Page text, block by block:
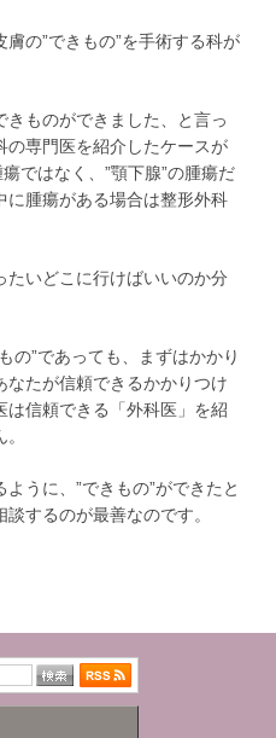
の”できもの”を手術する科が
ものができました、と言っ
の専門医を紹介したケースが
ではなく、”顎下腺”の腫瘍だ
に腫瘍がある場合は整形外科
いどこに行けばいいのか分
の”であっても、まずはかかり
たが信頼できるかかりつけ
は信頼できる「外科医」を紹
うに、”できもの”ができたと
するのが最善なのです。